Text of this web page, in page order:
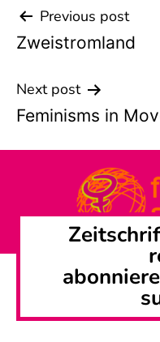
Beitrags-
Navigation
Previous post
Zweistromland
Next post
Feminisms in